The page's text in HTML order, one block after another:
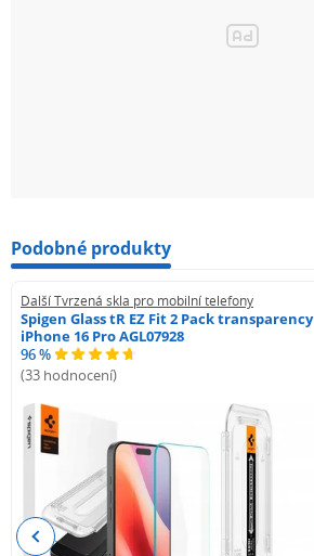
Podobné produkty
Další Tvrzená skla pro mobilní telefony
Spigen Glass tR EZ Fit 2 Pack transparency
iPhone 16 Pro AGL07928
96 %
(33 hodnocení)
Previous